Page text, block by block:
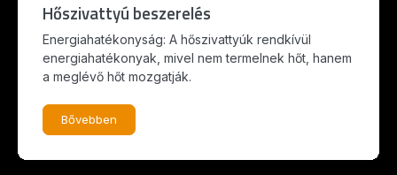
Hőszivattyú beszerelés
Energiahatékonyság: A hőszivattyúk rendkívül
energiahatékonyak, mivel nem termelnek hőt, hanem
a meglévő hőt mozgatják.
Bővebben